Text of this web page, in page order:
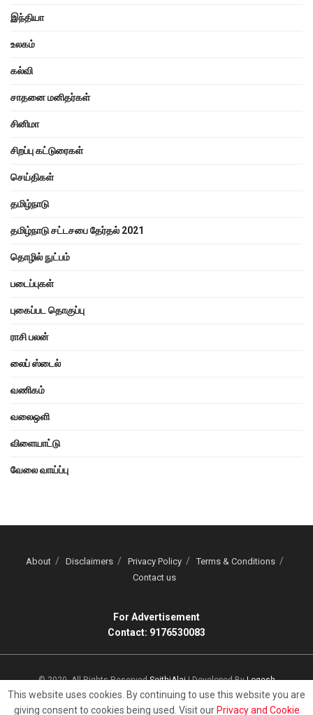
இந்தியா
உலகம்
கல்வி
சாதனை மனிதர்கள்
சினிமா
சிறப்பு கட்டுரைகள்
செய்திகள்
தமிழ்நாடு
தமிழ்நாடு சட்டசபை தேர்தல் 2021
தொழில் நுட்பம்
படைப்புகள்
புகைப்பட தொகுப்பு
ராசி பலன்
லைப் ஸ்டைல்
வணிகம்
வலைஒளி
விளையாட்டு
வேலை வாய்ப்பு
About Disclaimers Privacy Policy
Terms & Conditions
Contact us
For Advertisement
Contact: 9176530083
© 2020, All Rights ReservedSeithiAlai| Developed ByLogesh
This website uses cookies. By continuing to use this website you are
giving consent to cookies being used. Visit our Privacy and Cookie